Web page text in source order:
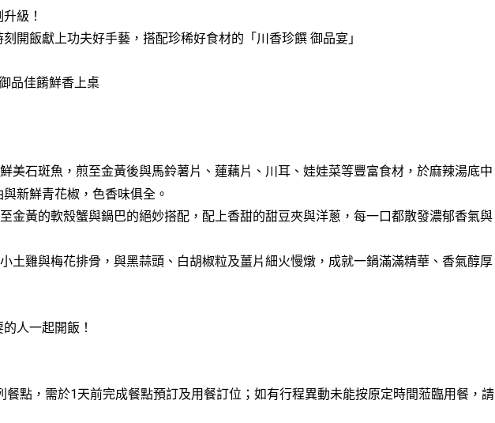
級！
開飯獻上功夫好手藝，搭配珍稀好食材的「川香珍饌 御品宴」
品佳餚鮮香上桌
美石斑魚，煎至金黃後與馬鈴薯片、蓮藕片、川耳、娃娃菜等豐富食材，於麻辣湯底中
新鮮青花椒，色香味俱全。
金黃的軟殼蟹與鍋巴的絕妙搭配，配上香甜的甜豆夾與洋蔥，每一口都散發濃郁香氣與
土雞與梅花排骨，與黑蒜頭、白胡椒粒及薑片細火慢燉，成就一鍋滿滿精華、香氣醇厚
人一起開飯！
餐點，需於1天前完成餐點預訂及用餐訂位；如有行程異動未能按原定時間蒞臨用餐，請